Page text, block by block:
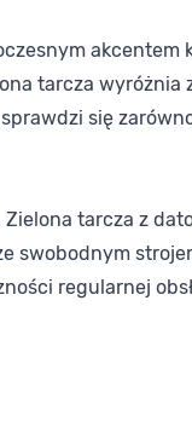
tarcza wyróżnia
się
tarcza z
swobodnym
regularnej